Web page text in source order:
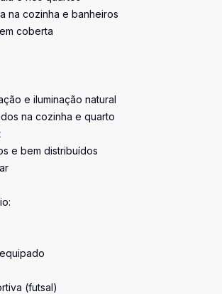
na cozinha e banheiros
coberta
e iluminação natural
na cozinha e quarto
e bem distribuídos
(futsal)